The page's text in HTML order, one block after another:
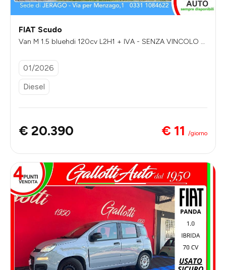
FIAT Scudo
Van M 1.5 bluehdi 120cv L2H1 + IVA - SENZA VINCOLO DI
01/2026
Diesel
€ 20.390 € 11 /giorno